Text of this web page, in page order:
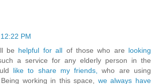
12:22 PM
be helpful for all of those who are looking
a service for any elderly person in the
like to share my friends,who are using
working in this space, we always have